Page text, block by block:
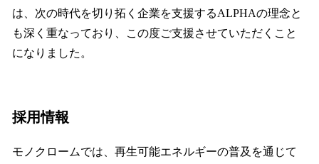
は、次の時代を切り拓く企業を支援するALPHAの理念と
も深く重なっており、この度ご支援させていただくこと
になりました。
採用情報
モノクロームでは、再生可能エネルギーの普及を通じて